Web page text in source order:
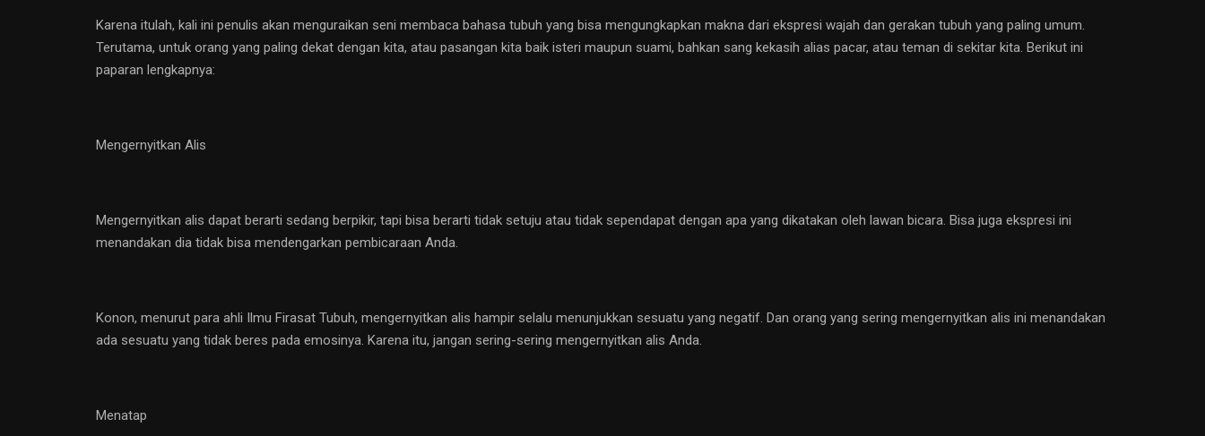
Karena itulah, kali ini penulis akan menguraikan seni membaca bahasa tubuh yang bisa mengungkapkan makna dari ekspresi wajah dan gerakan tubuh yang paling umum.
Terutama, untuk orang yang paling dekat dengan kita, atau pasangan kita baik isteri maupun suami, bahkan sang kekasih alias pacar, atau teman di sekitar kita. Berikut ini
paparan lengkapnya:
Mengernyitkan Alis
Mengernyitkan alis dapat berarti sedang berpikir, tapi bisa berarti tidak setuju atau tidak sependapat dengan apa yang dikatakan oleh lawan bicara. Bisa juga ekspresi ini
menandakan dia tidak bisa mendengarkan pembicaraan Anda.
Konon, menurut para ahli Ilmu Firasat Tubuh, mengernyitkan alis hampir selalu menunjukkan sesuatu yang negatif. Dan orang yang sering mengernyitkan alis ini menandakan
ada sesuatu yang tidak beres pada emosinya. Karena itu, jangan sering-sering mengernyitkan alis Anda.
Menatap